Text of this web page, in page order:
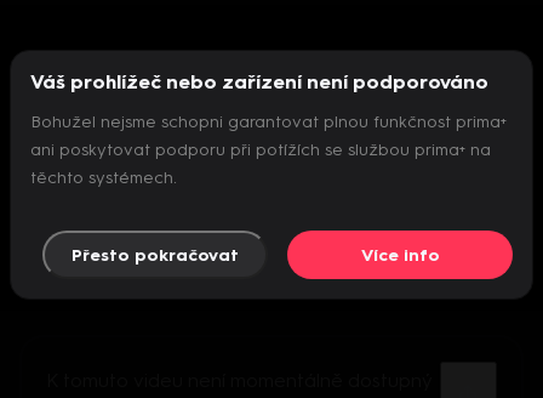
Nepodařilo se inicializovat přehrávač
Váš prohlížeč nebo zařízení není podporováno
Bohužel nejsme schopni garantovat plnou funkčnost prima+
ani poskytovat podporu při potížích se službou prima+ na
těchto systémech.
Přesto pokračovat Více info